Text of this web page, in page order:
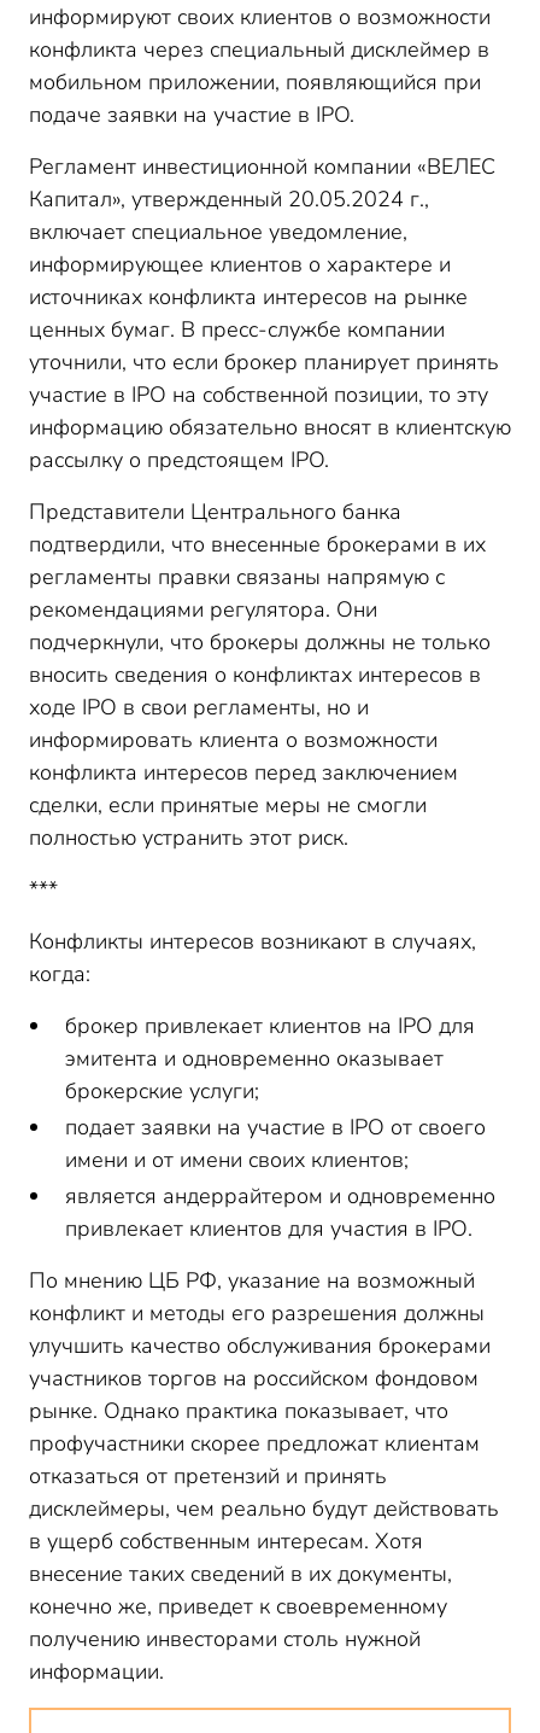
информируют своих клиентов о возможности
конфликта через специальный дисклеймер в
мобильном приложении, появляющийся при
подаче заявки на участие в IPO.
Регламент инвестиционной компании «ВЕЛЕС
Капитал», утвержденный 20.05.2024 г.,
включает специальное уведомление,
информирующее клиентов о характере и
источниках конфликта интересов на рынке
ценных бумаг. В пресс-службе компании
уточнили, что если брокер планирует принять
участие в IPO на собственной позиции, то эту
информацию обязательно вносят в клиентскую
рассылку о предстоящем IPO.
Представители Центрального банка
подтвердили, что внесенные брокерами в их
регламенты правки связаны напрямую с
рекомендациями регулятора. Они
подчеркнули, что брокеры должны не только
вносить сведения о конфликтах интересов в
ходе IPO в свои регламенты, но и
информировать клиента о возможности
конфликта интересов перед заключением
сделки, если принятые меры не смогли
полностью устранить этот риск.
***
Конфликты интересов возникают в случаях,
когда:
брокер привлекает клиентов на IPO для
эмитента и одновременно оказывает
брокерские услуги;
подает заявки на участие в IPO от своего
имени и от имени своих клиентов;
является андеррайтером и одновременно
привлекает клиентов для участия в IPO.
По мнению ЦБ РФ, указание на возможный
конфликт и методы его разрешения должны
улучшить качество обслуживания брокерами
участников торгов на российском фондовом
рынке. Однако практика показывает, что
профучастники скорее предложат клиентам
отказаться от претензий и принять
дисклеймеры, чем реально будут действовать
в ущерб собственным интересам. Хотя
внесение таких сведений в их документы,
конечно же, приведет к своевременному
получению инвесторами столь нужной
информации.